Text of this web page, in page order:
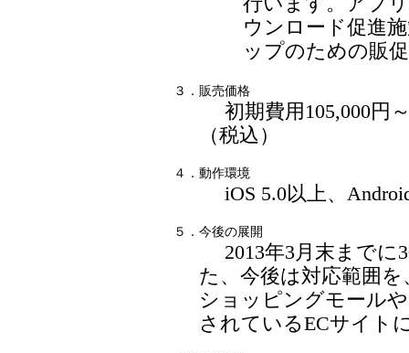
ウンロード促進
ップのための販
３． 販売価格
初期費用105,000円
（税込）
４． 動作環境
iOS 5.0以上、
５． 今後の展開
2013年3月末までに
た、今後は対応範囲
ショッピングモール
されているECサイト